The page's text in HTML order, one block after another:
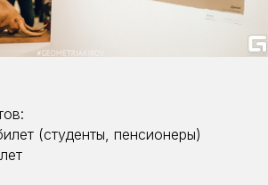
(студенты, пенсионеры)